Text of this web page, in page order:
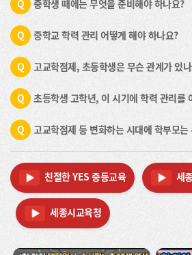
Q 중학생 때에는 무엇을 준비해야 하나요?
Q 중학교 학력 관리 어떻게 해야 하나요?
Q 고교학점제, 초등학생은 무슨 관계가 있
Q 초등학생 고학년, 이 시기에 학력 관리를
Q 고교학점제 등 변화하는 시대에 학부모
친절한 YES 중등교육 세
세종시교육청